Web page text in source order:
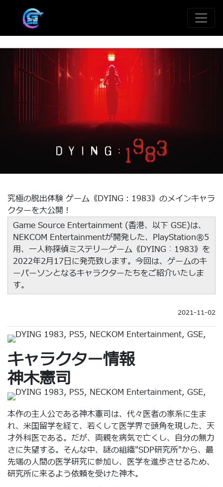
究極の脱出体験 ゲーム《DYING：1983》のメインキャラ
クターを大公開！
Game Source Entertainment (香港、以下 GSE)は、
NEKCOM Entertainmentが開発した、PlayStation®5
用、一人称探偵ミステリーゲーム《DYING︰1983》を
2022年2月17日に発売致します。今回は、ゲームのキ
ーパーソンとなるキャラクターたちをご紹介いたしま
す。
2021-11-02
キャラクター情報
神木憲司
本作の主人公である神木憲司は、代々医者の家系に生ま
れ、米国留学を経て、若くして医学界で頭角を現した、天
才外科医である。だが、両親を病気で亡くし、自分の無力
さに失望する。そんな中、謎の組織"SDP研究所"から、最
先端の人間の医学研究に参加し、医学を進歩させるため、
研究所に来るよう依頼を受けた神木。